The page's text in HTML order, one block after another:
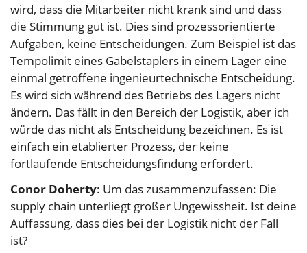
wird, dass die Mitarbeiter nicht krank sind und dass
die Stimmung gut ist. Dies sind prozessorientierte
Aufgaben, keine Entscheidungen. Zum Beispiel ist das
Tempolimit eines Gabelstaplers in einem Lager eine
einmal getroffene ingenieurtechnische Entscheidung.
Es wird sich während des Betriebs des Lagers nicht
ändern. Das fällt in den Bereich der Logistik, aber ich
würde das nicht als Entscheidung bezeichnen. Es ist
einfach ein etablierter Prozess, der keine
fortlaufende Entscheidungsfindung erfordert.
Conor Doherty: Um das zusammenzufassen: Die
supply chain unterliegt großer Ungewissheit. Ist deine
Auffassung, dass dies bei der Logistik nicht der Fall
ist?